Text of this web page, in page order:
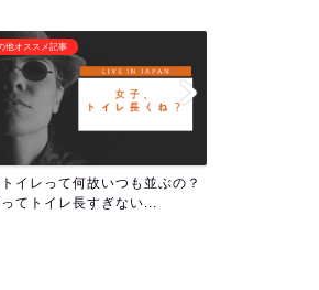
ーランス生活
の自分を貫くために生き
やる気OLのプロフィー...